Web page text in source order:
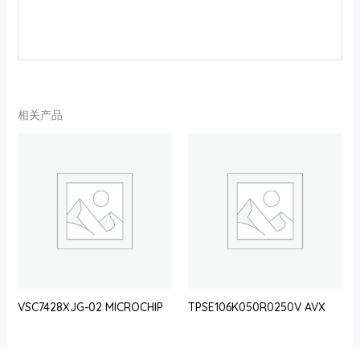
相关产品
VSC7428XJG-02 MICROCHIP TPSE106K050R0250V AVX